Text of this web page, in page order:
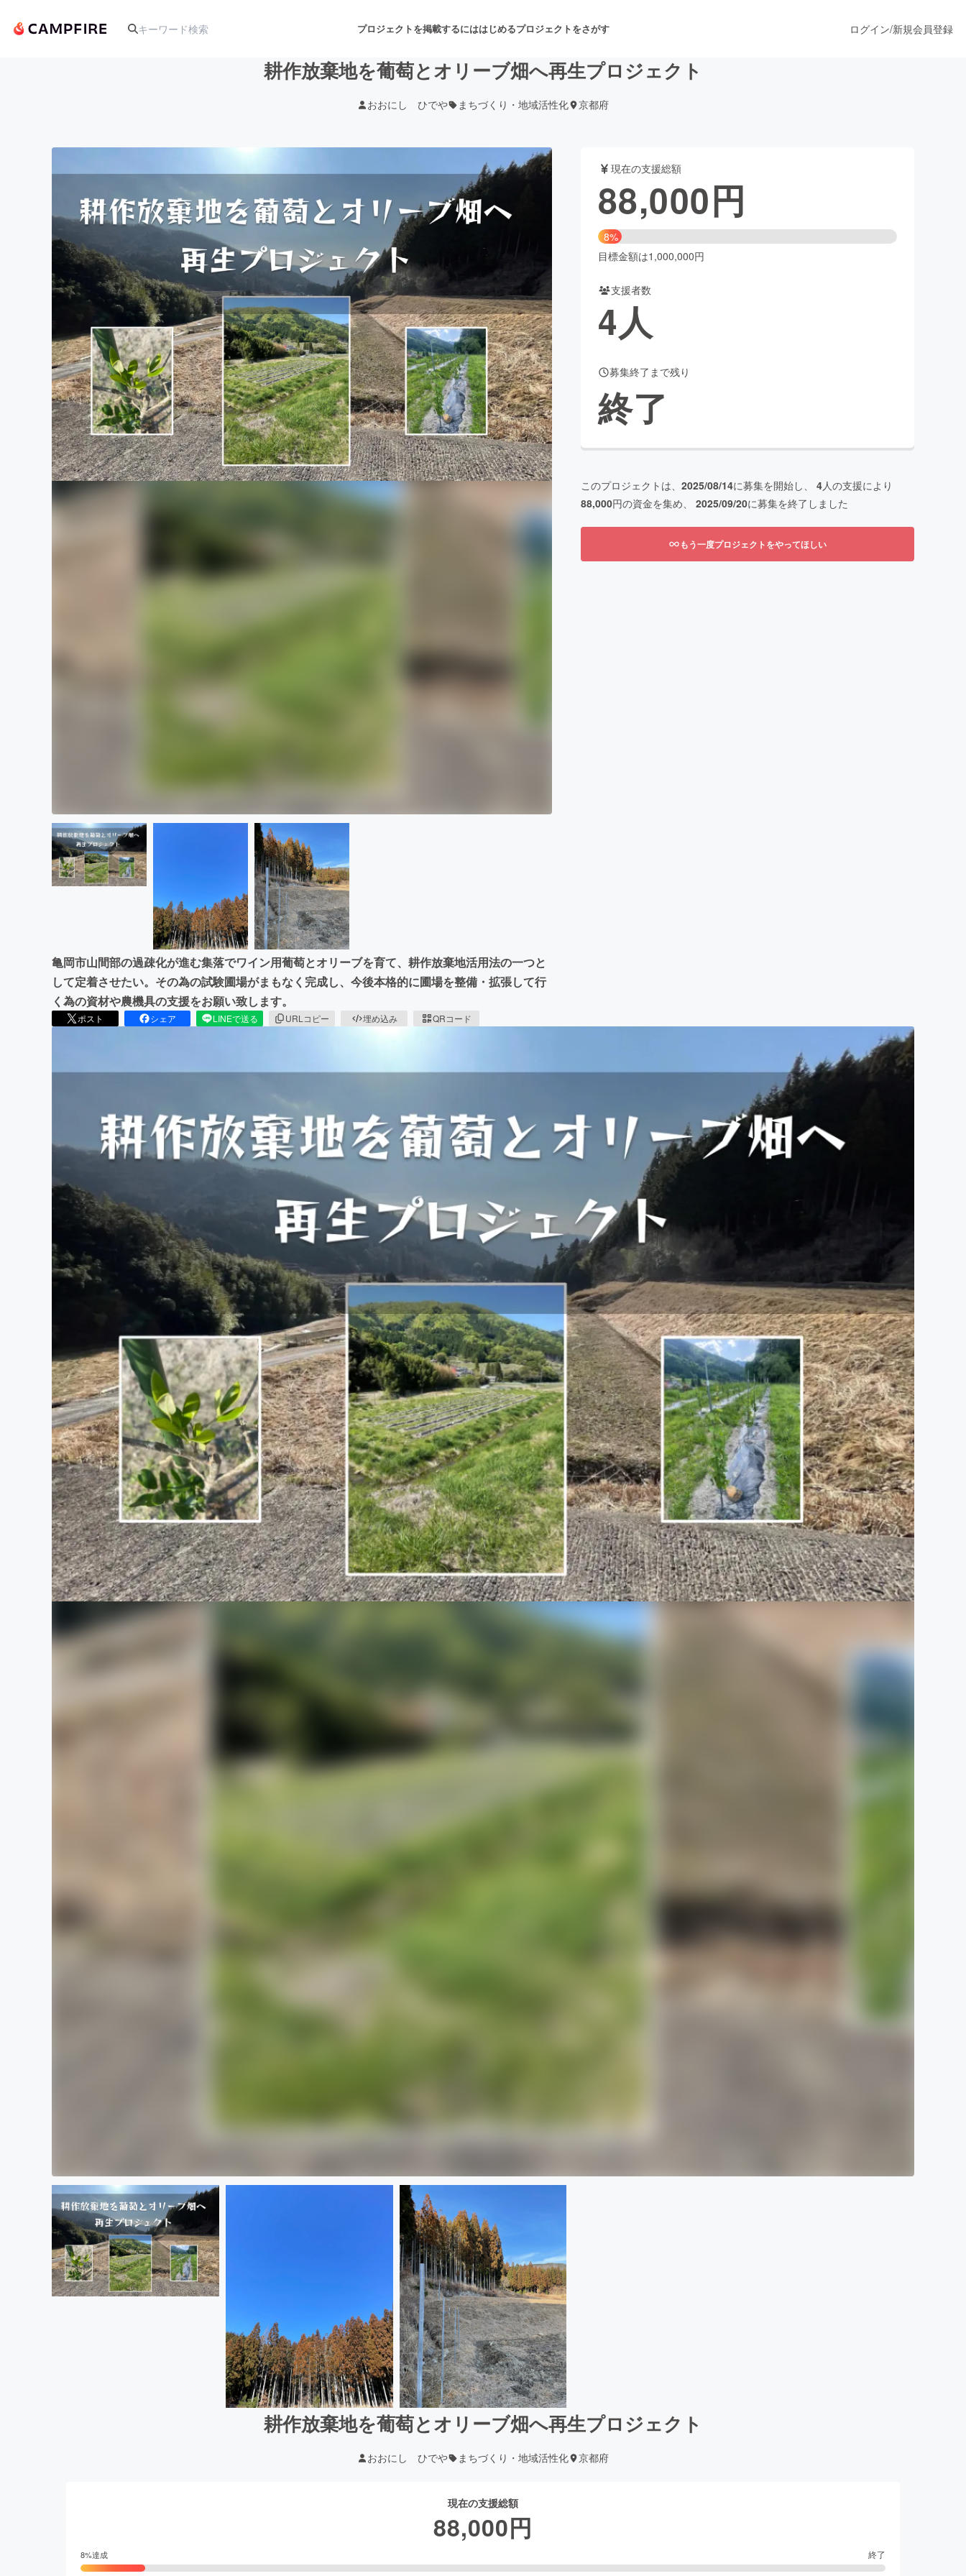
プロジェクトを掲載するにははじめるプロジェクトをさがす
アート・写真 音楽 舞台・パフォーマンス
テクノロジー・ガジェット ゲーム・サービス開発 ファッション
映像・映画 書籍・雑誌出版
ビジネス・起業 チャレンジ ビューティー・ヘルスケア
まちづくり・地域活性化
CAMPFIRE for Social GoodCAMPFIRE Creation
CAMPFIREふるさと納税machi-yaコミュニティ
ログイン/新規会員登録
耕作放棄地を葡萄とオリーブ畑へ再生プロジェクト
おおにし ひでや まちづくり・地域活性化 京都府
亀岡市山間部の過疎化が進む集落でワイン用葡萄とオリーブを育て、耕作放棄地活用法の一つと
して定着させたい。その為の試験圃場がまもなく完成し、今後本格的に圃場を整備・拡張して行
く為の資材や農機具の支援をお願い致します。
ポスト シェア LINEで送る URLコピー 埋め込み QRコード
現在の支援総額
88,000円
8%
目標金額は1,000,000円
支援者数
4人
募集終了まで残り
終了
このプロジェクトは、 2025/08/14に募集を開始し、 4人の支援により
88,000円の資金を集め、 2025/09/20に募集を終了しました
もう一度プロジェクトをやってほしい
耕作放棄地を葡萄とオリーブ畑へ再生プロジェクト
おおにし ひでや まちづくり・地域活性化 京都府
現在の支援総額
88,000円
8%達成 終了